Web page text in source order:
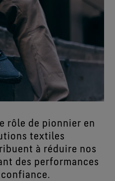
rôle de pionnier en
textiles
à réduire nos
des performances